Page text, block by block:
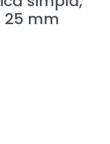
25 mm